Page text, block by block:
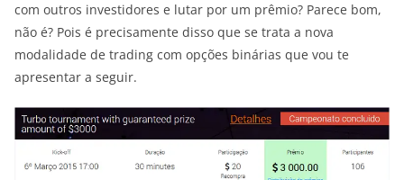
com outros investidores e lutar por um prêmio? Parece bom,
não é? Pois é precisamente disso que se trata a nova
modalidade de trading com opções binárias que vou te
apresentar a seguir.